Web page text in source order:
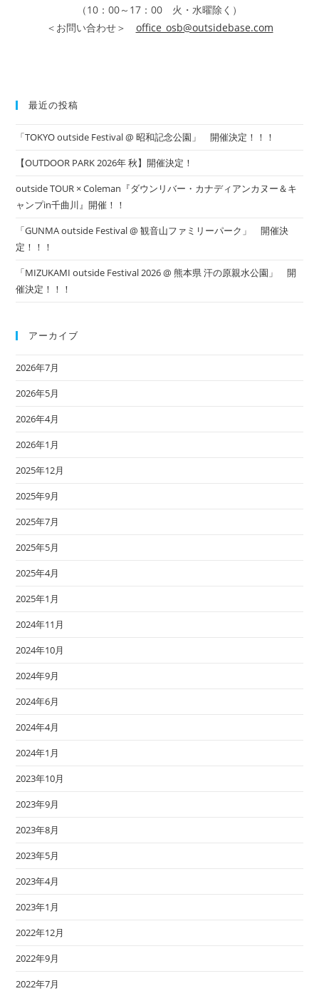
（10：00～17：00 火・水曜除く）
＜お問い合わせ＞ office_osb@outsidebase.com
最近の投稿
「TOKYO outside Festival @ 昭和記念公園」 開催決定！！！
【OUTDOOR PARK 2026年 秋】開催決定！
outside TOUR × Coleman『ダウンリバー・カナディアンカヌー＆キ
ャンプin千曲川』開催！！
「GUNMA outside Festival @ 観音山ファミリーパーク」 開催決
定！！！
「MIZUKAMI outside Festival 2026 @ 熊本県 汗の原親水公園」 開
催決定！！！
アーカイブ
2026年7月
2026年5月
2026年4月
2026年1月
2025年12月
2025年9月
2025年7月
2025年5月
2025年4月
2025年1月
2024年11月
2024年10月
2024年9月
2024年6月
2024年4月
2024年1月
2023年10月
2023年9月
2023年8月
2023年5月
2023年4月
2023年1月
2022年12月
2022年9月
2022年7月